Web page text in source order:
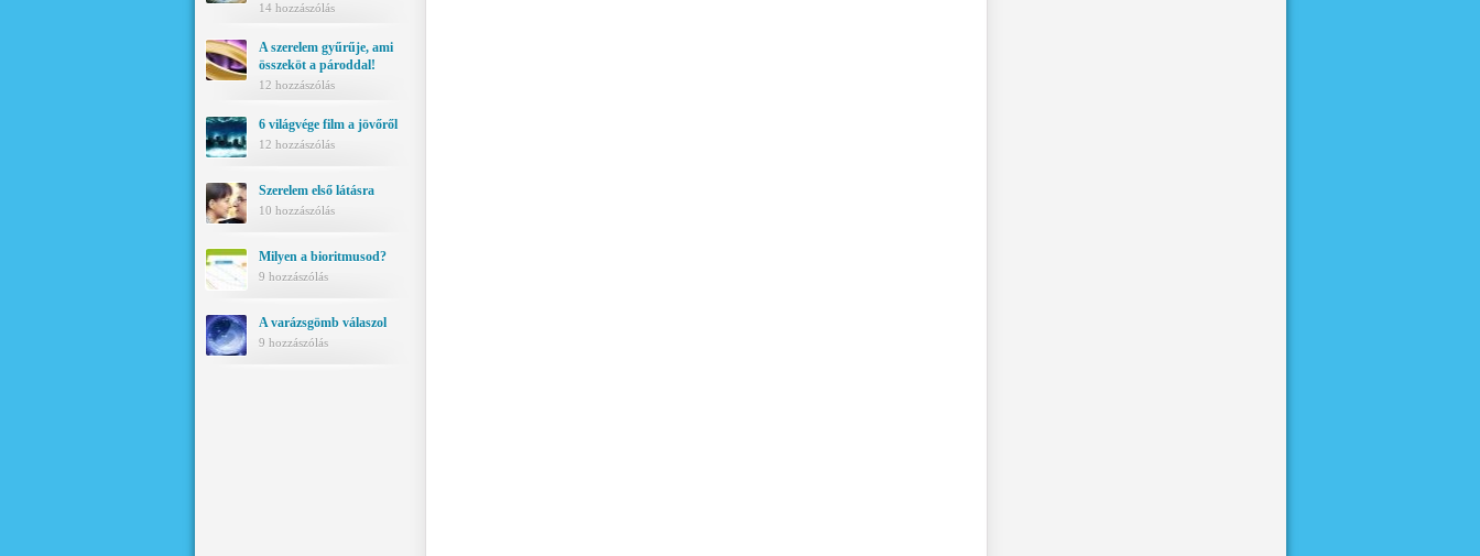
14 hozzászólás
A szerelem gyűrűje, ami
összeköt a pároddal!
12 hozzászólás
6 világvége film a jövőről
12 hozzászólás
Szerelem első látásra
10 hozzászólás
Milyen a bioritmusod?
9 hozzászólás
A varázsgömb válaszol
9 hozzászólás